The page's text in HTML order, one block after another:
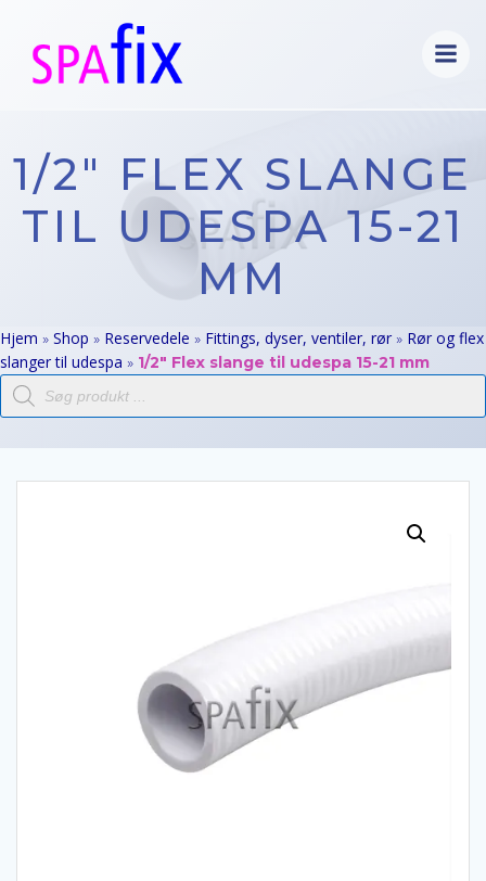
indhold
1/2″ FLEX SLANGE
TIL UDESPA 15-21
MM
Hjem » Shop » Reservedele » Fittings, dyser, ventiler, rør » Rør og flex
slanger til udespa » 1/2″ Flex slange til udespa 15-21 mm
Products
search